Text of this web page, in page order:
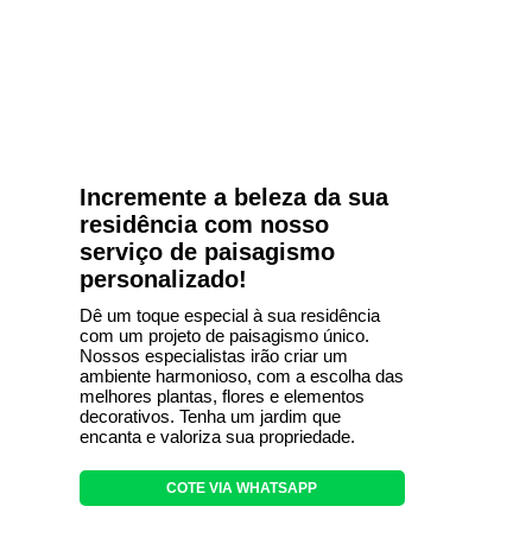
Incremente a beleza da sua
residência com nosso
serviço de paisagismo
personalizado!
Dê um toque especial à sua residência
com um projeto de paisagismo único.
Nossos especialistas irão criar um
ambiente harmonioso, com a escolha das
melhores plantas, flores e elementos
decorativos. Tenha um jardim que
encanta e valoriza sua propriedade.
COTE VIA WHATSAPP